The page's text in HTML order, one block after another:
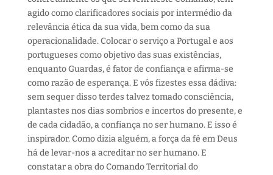
agidocomo clarificadores sociais por intermédioda
relevância ética da sua vida, bem como da sua
operacionalidade. Colocaro serviço aPortugal e aos
portugueses como objetivo das suas existências,
enquanto Guardas,é fator de confiança e afirma-se
comorazão de esperança. E vós fizestes essa dádiva:
semsequerdisso terdes talvez tomado consciência,
plantastes nos dias sombrios e incertos do presente, e
de cada cidadão,aconfiança no ser humano. E isso é
inspirador. Como dizia alguém, a forçada fé em Deus
há de levar-nos a acreditar no ser humano. E
constatar a obra doComandoTerritorial do